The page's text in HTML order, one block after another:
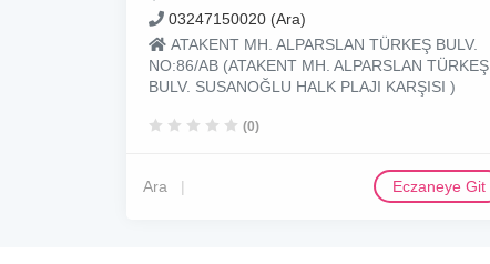
03247150020 (Ara)
ATAKENT MH. ALPARSLAN TÜRKEŞ BULV.
NO:86/AB (ATAKENT MH. ALPARSLAN TÜRKEŞ
BULV. SUSANOĞLU HALK PLAJI KARŞISI )
(0)
Ara Eczaneye Git